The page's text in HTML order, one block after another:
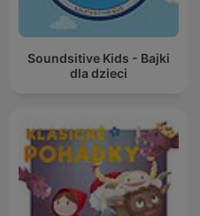
Soundsitive Kids - Bajki
dla dzieci